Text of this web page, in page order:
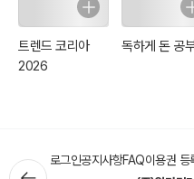
트렌드 코리아
2026
독하게 돈 공
로그인공지사항FAQ이용권 등